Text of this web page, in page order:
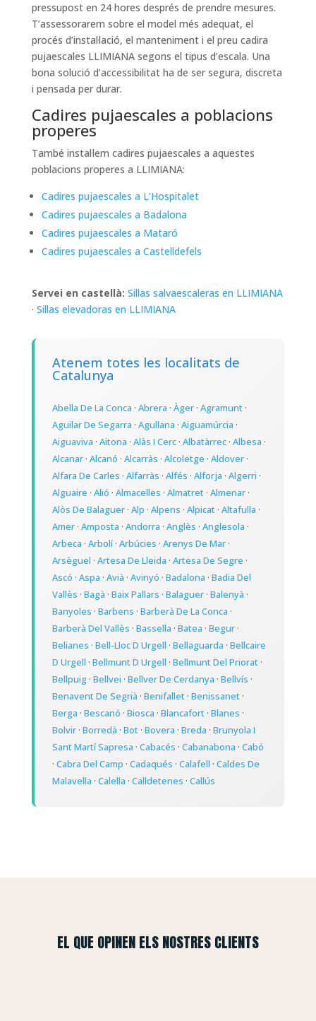
pressupost en 24 hores després de prendre mesures.
T’assessorarem sobre el model més adequat, el
procés d’instal·lació, el manteniment i el preu cadira
pujaescales LLIMIANA segons el tipus d’escala. Una
bona solució d’accessibilitat ha de ser segura, discreta
i pensada per durar.
Cadires pujaescales a poblacions
properes
També instal·lem cadires pujaescales a aquestes
poblacions properes a LLIMIANA:
Cadires pujaescales a L’Hospitalet
Cadires pujaescales a Badalona
Cadires pujaescales a Mataró
Cadires pujaescales a Castelldefels
Servei en castellà: Sillas salvaescaleras en LLIMIANA
· Sillas elevadoras en LLIMIANA
Atenem totes les localitats de
Catalunya
Abella De La Conca · Abrera · Àger· Agramunt·
Aguilar De Segarra · Agullana · Aiguamúrcia ·
Aiguaviva · Aitona · Alàs I Cerc· Albatàrrec· Albesa ·
Alcanar· Alcanó · Alcarràs · Alcoletge · Aldover·
Alfara De Carles · Alfarràs · Alfés · Alforja · Algerri ·
Alguaire · Alió · Almacelles · Almatret· Almenar·
Alòs De Balaguer· Alp · Alpens · Alpicat· Altafulla ·
Amer· Amposta · Andorra · Anglès · Anglesola ·
Arbeca · Arbolí· Arbúcies · Arenys De Mar·
Arsèguel · Artesa De Lleida · Artesa De Segre ·
Ascó · Aspa · Avià · Avinyó · Badalona · Badia Del
Vallès · Bagà · Baix Pallars · Balaguer· Balenyà ·
Banyoles · Barbens · Barberà De La Conca ·
Barberà Del Vallès · Bassella · Batea · Begur·
Belianes · Bell-Lloc D Urgell · Bellaguarda · Bellcaire
D Urgell · Bellmunt D Urgell · Bellmunt Del Priorat·
Bellpuig· Bellvei · Bellver De Cerdanya · Bellvís ·
Benavent De Segrià · Benifallet· Benissanet·
Berga · Bescanó · Biosca · Blancafort· Blanes ·
Bolvir· Borredà · Bot· Bovera · Breda · Brunyola I
Sant Martí Sapresa · Cabacés · Cabanabona · Cabó
· Cabra Del Camp · Cadaqués · Calafell · Caldes De
Malavella · Calella · Calldetenes · Callús
EL QUE OPINEN ELS NOSTRES CLIENTS